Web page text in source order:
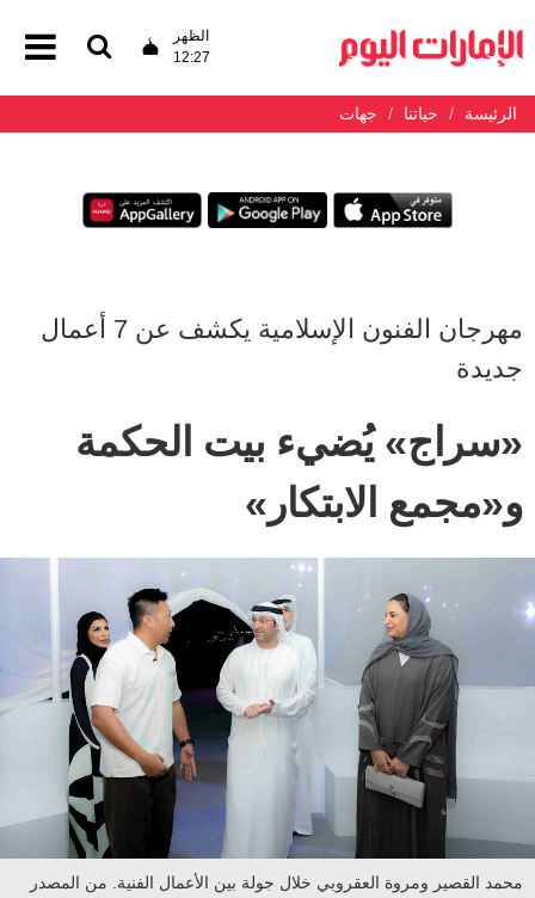
الظهر
12:27
الرئيسة حياتنا جهات
مهرجان الفنون الإسلامية يكشف عن 7 أعمال
جديدة
«سراج» يُضيء بيت الحكمة
و«مجمع الابتكار»
محمد القصير ومروة العقروبي خلال جولة بين الأعمال الفنية. من المصدر